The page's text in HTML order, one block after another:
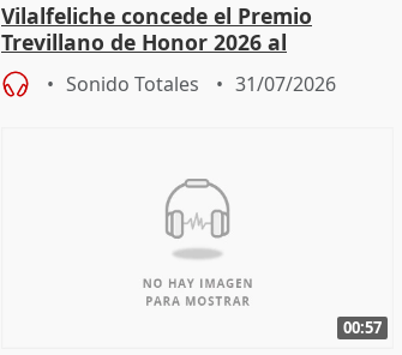
Vilalfeliche concede el Premio
Trevillano de Honor 2026 al
periodista Xabier Fortes
Sonido Totales 31/07/2026
00:57